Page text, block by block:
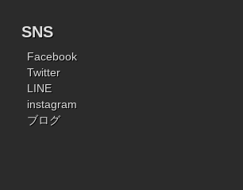
SNS
Facebook
Twitter
LINE
instagram
ブログ